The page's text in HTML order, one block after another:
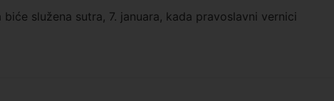
služena sutra, 7. januara, kada pravoslavni vernici